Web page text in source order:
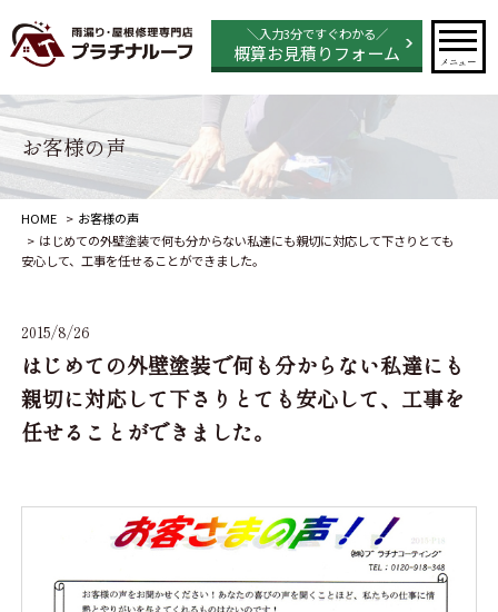
＼入力3分ですぐわかる／
概算お見積りフォーム メニュー
お客様の声
HOME
お客様の声
はじめての外壁塗装で何も分からない私達にも親切に対応して下さりとても
安心して、工事を任せることができました。
2015/8/26
はじめての外壁塗装で何も分からない私達にも
親切に対応して下さりとても安心して、工事を
任せることができました。